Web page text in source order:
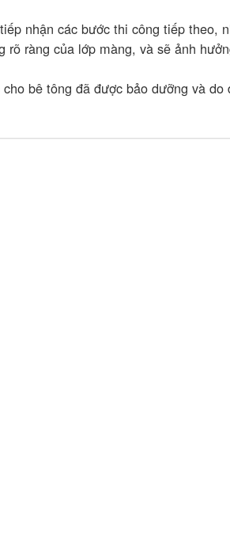
nhận các bước thi công tiếp theo,
ràng của lớp màng, và sẽ ảnh
bê tông đã được bảo dưỡng và do